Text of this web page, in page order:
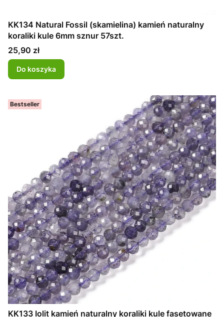
KK134 Natural Fossil (skamielina) kamień naturalny
koraliki kule 6mm sznur 57szt.
Cena
25,90 zł
Do koszyka
Bestseller
KK133 Iolit kamień naturalny koraliki kule fasetowane